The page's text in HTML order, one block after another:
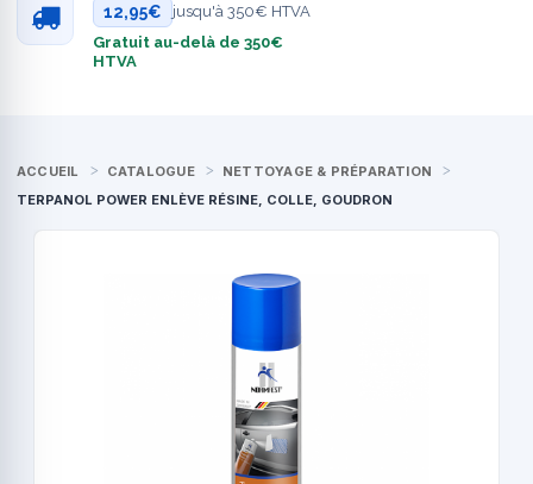
12,95€
jusqu'à 350€ HTVA
Gratuit au-delà de 350€
HTVA
ACCUEIL CATALOGUE
NETTOYAGE & PRÉPARATION
TERPANOL POWER ENLÈVE RÉSINE, COLLE, GOUDRON